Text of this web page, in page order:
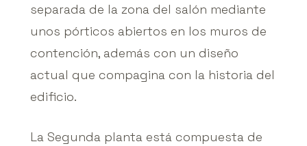
separada de la zona del salón mediante
unos pórticos abiertos en los muros de
contención, además con un diseño
actual que compagina con la historia del
edificio.
La Segunda planta está compuesta de